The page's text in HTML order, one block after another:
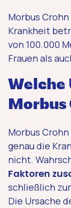
Morbus
Krankheit
von 100.000
Frauen als
Welche
Morbus
Morbus
genau die
nicht.
Faktoren
schließlich
Die Ursache